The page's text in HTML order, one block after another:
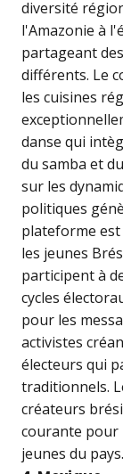
diversité
l'Amazonie à
partageant
différents. Le
les cuisines
danse qui
du samba et
sur les
politiques
plateforme
les jeunes
participent à
cycles
pour les
activistes
électeurs qui
traditionnels.
créateurs
courante pour
jeunes du pays.